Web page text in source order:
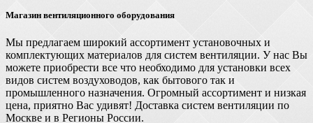
Магазин вентиляционного оборудования
Мы предлагаем широкий ассортимент установочных и
комплектующих материалов для систем вентиляции. У нас Вы
можете приобрести все что необходимо для установки всех
видов систем воздуховодов, как бытового так и
промышленного назначения. Огромный ассортимент и низкая
цена, приятно Вас удивят! Доставка систем вентиляции по
Москве и в Регионы России.